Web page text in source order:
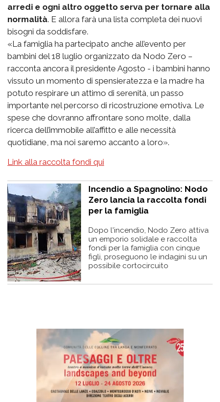
arredi e ogni altro oggetto serva per tornare alla
normalità. E allora farà una lista completa dei nuovi
bisogni da soddisfare.
«La famiglia ha partecipato anche all’evento per
bambini del 18 luglio organizzato da Nodo Zero –
racconta ancora il presidente Agosto - i bambini hanno
vissuto un momento di spensieratezza e la madre ha
potuto respirare un attimo di serenità, un passo
importante nel percorso di ricostruzione emotiva. Le
spese che dovranno affrontare sono molte, dalla
ricerca dell’immobile all’affitto e alle necessità
quotidiane, ma noi saremo accanto a loro».
Link alla raccolta fondi qui
Incendio a Spagnolino: Nodo
Zero lancia la raccolta fondi
per la famiglia
Dopo l'incendio, Nodo Zero attiva
un emporio solidale e raccolta
fondi per la famiglia con cinque
figli, proseguono le indagini su un
possibile cortocircuito